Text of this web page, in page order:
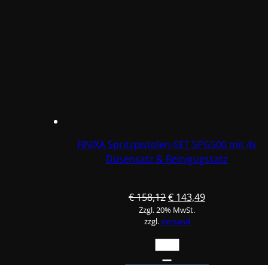
FINIXA Spritzpistolen-SET SPG500 mit 4x
Düsensatz & Reinigugssatz
€158,12Ursprünglicher
Preis
war:
€ 158,12
€ 143,49Aktueller
Zzgl. 20% MwSt.
zzgl.Versand
FINIXA
Spritzpistolen-